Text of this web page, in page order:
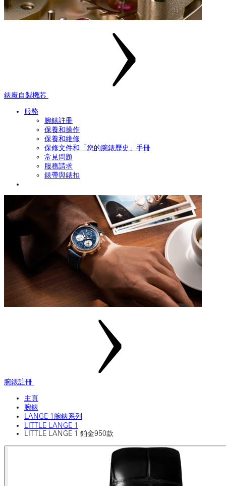
錶廠自製機芯
服務
腕錶註冊
保養和操作
保養和維修
保修文件和「您的腕錶歷史」手冊
常見問題
服務請求
錶帶與錶扣
腕錶註冊
主頁
腕錶
LANGE 1腕錶系列
LITTLE LANGE 1
LITTLE LANGE 1 鉑金950款